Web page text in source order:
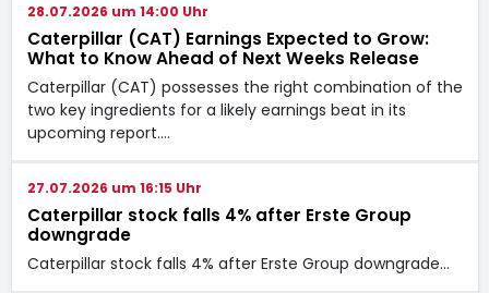
28.07.2026 um 14:00 Uhr
Caterpillar (CAT) Earnings Expected to Grow:
What to Know Ahead of Next Weeks Release
Caterpillar (CAT) possesses the right combination of the
two key ingredients for a likely earnings beat in its
upcoming report.…
27.07.2026 um 16:15 Uhr
Caterpillar stock falls 4% after Erste Group
downgrade
Caterpillar stock falls 4% after Erste Group downgrade…